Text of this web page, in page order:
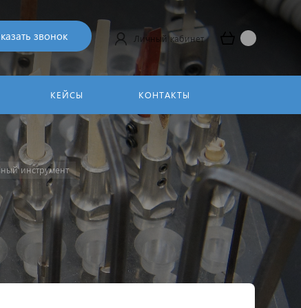
звонок Личный кабинет
КЕЙСЫ КОНТАКТЫ
инструмент